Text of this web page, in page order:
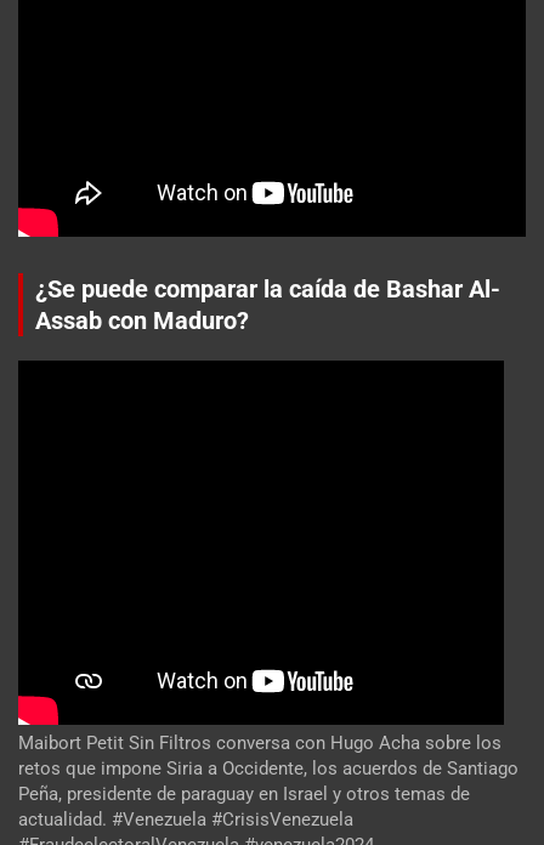
¿Se puede comparar la caída de Bashar Al-
Assab con Maduro?
Maibort Petit Sin Filtros conversa con Hugo Acha sobre los
retos que impone Siria a Occidente, los acuerdos de Santiago
Peña, presidente de paraguay en Israel y otros temas de
actualidad. #Venezuela #CrisisVenezuela